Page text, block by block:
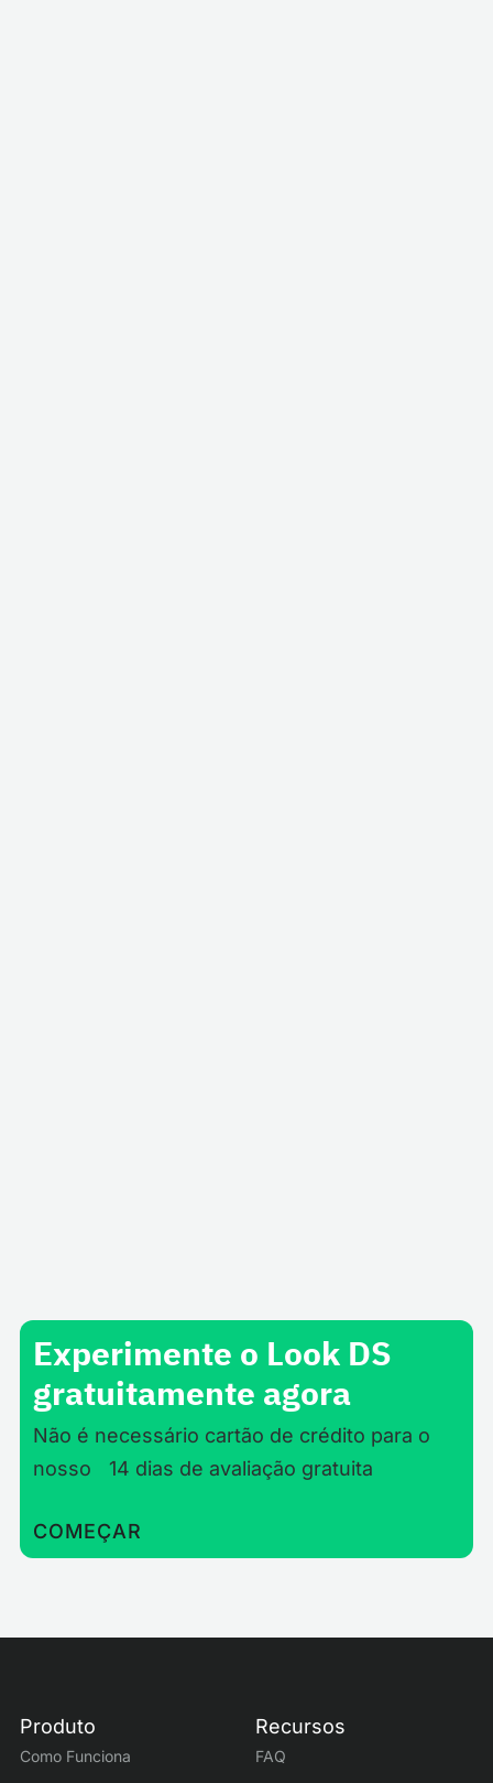
Experimente o Look DS
gratuitamente agora
Não é necessário cartão de crédito para o
nosso 14 dias de avaliação gratuita
COMEÇAR
Produto
Como Funciona
Recursos
FAQ